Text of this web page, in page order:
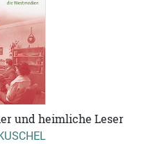
und heimliche Leser